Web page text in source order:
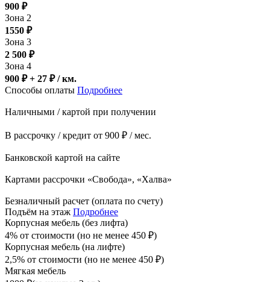
900 ₽
Зона 2
1550 ₽
Зона 3
2 500 ₽
Зона 4
900 ₽ + 27 ₽/ км.
Способы оплаты Подробнее
Наличными / картой при получении
В рассрочку / кредит от 900 ₽ / мес.
Банковской картой на сайте
Картами рассрочки «Свобода», «Халва»
Безналичный расчет (оплата по счету)
Подъём на этаж Подробнее
Корпусная мебель (без лифта)
4% от стоимости (но не менее 450 ₽)
Корпусная мебель (на лифте)
2,5% от стоимости (но не менее 450 ₽)
Мягкая мебель